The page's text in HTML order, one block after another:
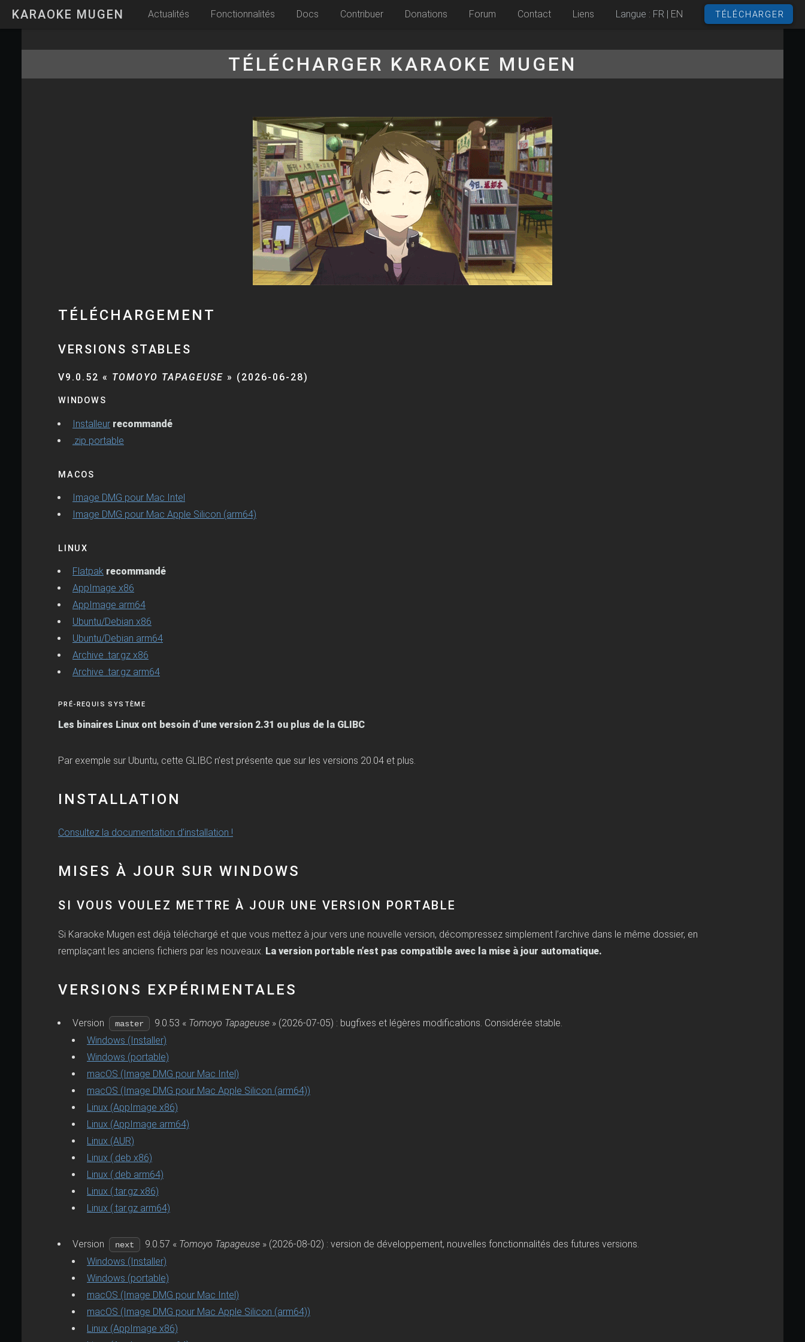
TÉLÉCHARGER KARAOKE MUGEN
TÉLÉCHARGEMENT
VERSIONS STABLES
V9.0.52 « TOMOYO TAPAGEUSE » (2026-06-28)
WINDOWS
Installeur recommandé
.zip portable
MACOS
Image DMG pour Mac Intel
Image DMG pour Mac Apple Silicon (arm64)
LINUX
Flatpak recommandé
AppImage x86
AppImage arm64
Ubuntu/Debian x86
Ubuntu/Debian arm64
Archive .tar.gz x86
Archive .tar.gz arm64
PRÉ-REQUIS SYSTÈME
Les binaires Linux ont besoin d’une version 2.31 ou plus de la GLIBC
Par exemple sur Ubuntu, cette GLIBC n’est présente que sur les versions 20.04 et plus.
INSTALLATION
Consultez la documentation d’installation !
MISES À JOUR SUR WINDOWS
SI VOUS VOULEZ METTRE À JOUR UNE VERSION PORTABLE
Si Karaoke Mugen est déjà téléchargé et que vous mettez à jour vers une nouvelle version, décompressez simplement l’archive dans le même dossier, en
remplaçant les anciens fichiers par les nouveaux. La version portable n’est pas compatible avec la mise à jour automatique.
VERSIONS EXPÉRIMENTALES
Version master 9.0.53 « Tomoyo Tapageuse» (2026-07-05) : bugfixes et légères modifications. Considérée stable.
Windows (Installer)
Windows (portable)
macOS (Image DMG pour Mac Intel)
macOS (Image DMG pour Mac Apple Silicon (arm64))
Linux (AppImage x86)
Linux (AppImage arm64)
Linux (AUR)
Linux (.deb x86)
Linux (.deb arm64)
Linux (.tar.gz x86)
Linux (.tar.gz arm64)
Version next 9.0.57 « Tomoyo Tapageuse» (2026-08-02) : version de développement, nouvelles fonctionnalités des futures versions.
Windows (Installer)
Windows (portable)
macOS (Image DMG pour Mac Intel)
macOS (Image DMG pour Mac Apple Silicon (arm64))
Linux (AppImage x86)
KARAOKE MUGEN Actualités Fonctionnalités Docs Contribuer Donations Forum Contact Liens Langue : FR| EN TÉLÉCHARGER